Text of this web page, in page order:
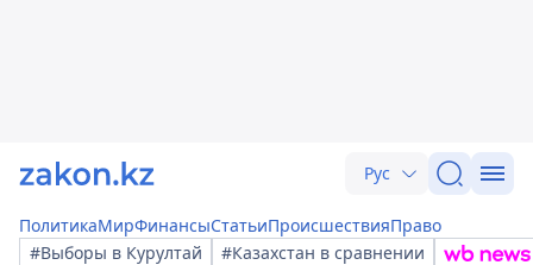
Рус
ПолитикаМирФинансыСтатьиПроисшествияПраво
#Выборы в Курултай
#Казахстан в сравнении